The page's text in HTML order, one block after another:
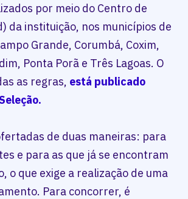
por meio do Centro de
da instituição, nos municípios de
Grande, Corumbá, Coxim,
Ponta Porã e Três Lagoas. O
as regras, está publicado
de duas maneiras: para
e para as que já se encontram
o que exige a realização de uma
Para concorrer, é